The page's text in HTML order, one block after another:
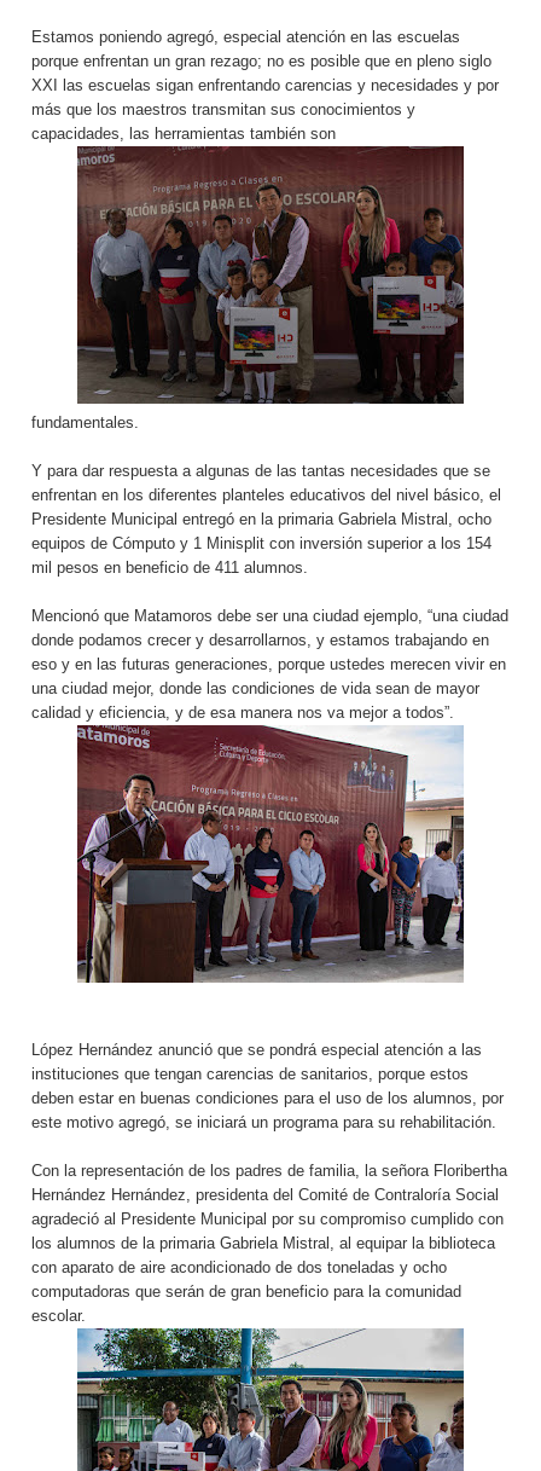
Estamos poniendo agregó, especial atención en las escuelas
porque enfrentan un gran rezago; no es posible que en pleno siglo
XXI las escuelas sigan enfrentando carencias y necesidades y por
más que los maestros transmitan sus conocimientos y
capacidades, las herramientas también son
fundamentales.
Y para dar respuesta a algunas de las tantas necesidades que se
enfrentan en los diferentes planteles educativos del nivel básico, el
Presidente Municipal entregó en la primaria Gabriela Mistral, ocho
equipos de Cómputo y 1 Minisplit con inversión superior a los 154
mil pesos en beneficio de 411 alumnos.
Mencionó que Matamoros debe ser una ciudad ejemplo, “una ciudad
donde podamos crecer y desarrollarnos, y estamos trabajando en
eso y en las futuras generaciones, porque ustedes merecen vivir en
una ciudad mejor, donde las condiciones de vida sean de mayor
calidad y eficiencia, y de esa manera nos va mejor a todos”.
López Hernández anunció que se pondrá especial atención a las
instituciones que tengan carencias de sanitarios, porque estos
deben estar en buenas condiciones para el uso de los alumnos, por
este motivo agregó, se iniciará un programa para su rehabilitación.
Con la representación de los padres de familia, la señora Floribertha
Hernández Hernández, presidenta del Comité de Contraloría Social
agradeció al Presidente Municipal por su compromiso cumplido con
los alumnos de la primaria Gabriela Mistral, al equipar la biblioteca
con aparato de aire acondicionado de dos toneladas y ocho
computadoras que serán de gran beneficio para la comunidad
escolar.